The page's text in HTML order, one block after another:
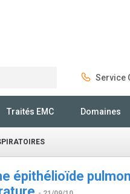
Service
Traités EMC Domaines
épithélioïde